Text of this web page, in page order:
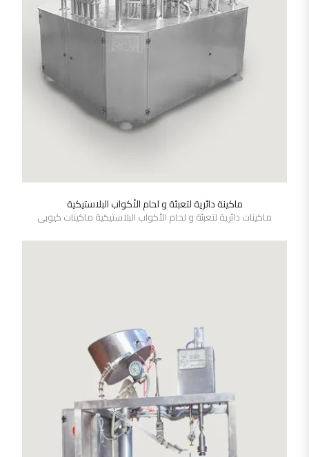
SHOW DETAILS
ماكينة دائرية لتعبئة و لحام الأكواب البلاستيكية
ماكينات دائرية لتعبئة و لحام الأكواب البلاستيكية ماكينات كيوبى